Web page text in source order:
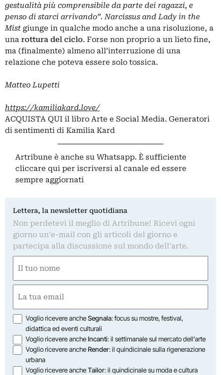
gestualità più comprensibile da parte dei ragazzi, e
penso di starci arrivando”. Narcissus and Lady in the
Mist giunge in qualche modo anche a una risoluzione, a
una rottura del ciclo. Forse non proprio a un lieto fine,
ma (finalmente) almeno all’interruzione di una
relazione che poteva essere solo tossica.
Matteo Lupetti
https://kamiliakard.love/
ACQUISTA QUI il libro Arte e Social Media. Generatori
di sentimenti di Kamilia Kard
Artribune è anche su Whatsapp. È sufficiente
cliccare qui per iscriversi al canale ed essere
sempre aggiornati
Lettera, la newsletter quotidiana
Non perdetevi il meglio di Artribune! Ricevi ogni
giorno un'e-mail con gli articoli del giorno e
partecipa alla discussione sul mondo dell'arte.
(Obbligatorio)
Nome
(Obbligatorio)
Opzioni
Voglio ricevere ancheSegnala: focus su mostre, festival,
didattica ed eventi culturali
Voglio ricevere ancheIncanti: il settimanale sul mercato dell'arte
Voglio ricevere ancheRender: il quindicinale sulla rigenerazione
urbana
Voglio ricevere ancheTailor: il quindicinale su moda e cultura